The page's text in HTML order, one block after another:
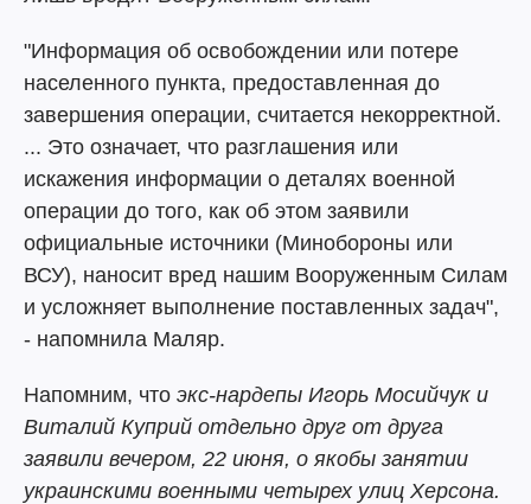
"Информация об освобождении или потере
населенного пункта, предоставленная до
завершения операции, считается некорректной.
... Это означает, что разглашения или
искажения информации о деталях военной
операции до того, как об этом заявили
официальные источники (Минобороны или
ВСУ), наносит вред нашим Вооруженным Силам
и усложняет выполнение поставленных задач",
- напомнила Маляр.
Напомним, что экс-нардепы Игорь Мосийчук и
Виталий Куприй отдельно друг от друга
заявили вечером, 22 июня, о якобы занятии
украинскими военными четырех улиц Херсона.